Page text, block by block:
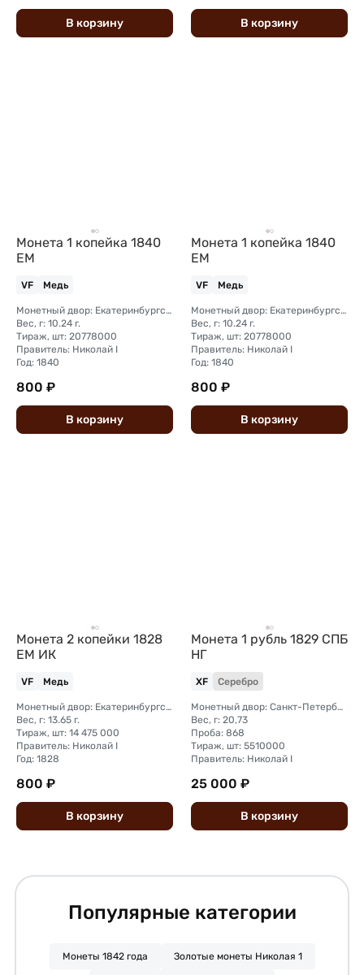
В корзину В корзину
Монета 1 копейка 1840
ЕМ
VF Медь
Монетный двор: Екатеринбургский монетный двор
Вес, г: 10.24 г.
Тираж, шт: 20778000
Правитель: Николай I
Год: 1840
800 ₽
В корзину
Монета 1 копейка 1840
ЕМ
VF Медь
Монетный двор: Екатеринбургский монетный двор
Вес, г: 10.24 г.
Тираж, шт: 20778000
Правитель: Николай I
Год: 1840
800 ₽
В корзину
Монета 2 копейки 1828
ЕМ ИК
VF Медь
Монетный двор: Екатеринбургский монетный двор
Вес, г: 13.65 г.
Тираж, шт: 14 475 000
Правитель: Николай I
Год: 1828
800 ₽
В корзину
Монета 1 рубль 1829 СПБ
НГ
XF Серебро
Монетный двор: Санкт-Петербургский монетный двор
Вес, г: 20,73
Проба: 868
Тираж, шт: 5510000
Правитель: Николай I
25 000 ₽
В корзину
Популярные категории
Монеты 1842 года Золотые монеты Николая 1